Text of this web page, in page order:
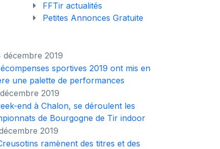
FFTir actualités
Petites Annonces Gratuite
décembre 2019
sportives 2019 ont mis en
une palette de performances
2019
end à Chalon, se déroulent les
de Bourgogne de Tir indoor
2019
ramènent des titres et des